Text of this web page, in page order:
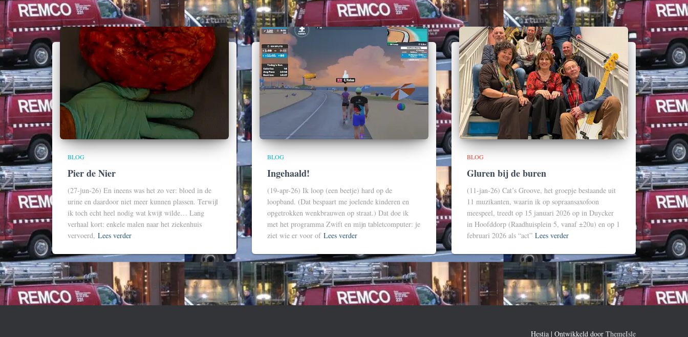
BLOG
Pier de Nier
(27-jun-26) En ineens was het zo ver: bloed in de
urine en daardoor niet meer kunnen plassen. Terwijl
ik toch echt heel nodig wat kwijt wilde… Lang
verhaal kort: enkele malen naar het ziekenhuis
vervoerd, Lees verder
BLOG
Ingehaald!
(19-apr-26) Ik loop (een beetje) hard op de
loopband. (Dat bespaart me joelende kinderen en
opgetrokken wenkbrauwen op straat.) Dat doe ik
met het programma Zwift en mijn tabletcomputer: je
ziet wie er voor of Lees verder
BLOG
Gluren bij de buren
(11-jan-26) Cat’s Groove, het groepje bestaande uit
11 muzikanten, waarin ik op sopraansaxofoon
meespeel, treedt op 15 januari 2026 op in Duycker
in Hoofddorp (Raadhuisplein 5, vanaf ±20u) en op 1
februari 2026 als “act” Lees verder
Hestia | Ontwikkeld door ThemeIsle